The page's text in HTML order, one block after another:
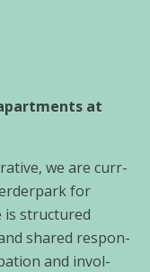
at
we are curr­
for
is struc­tu­red
shared respon­
and invol­